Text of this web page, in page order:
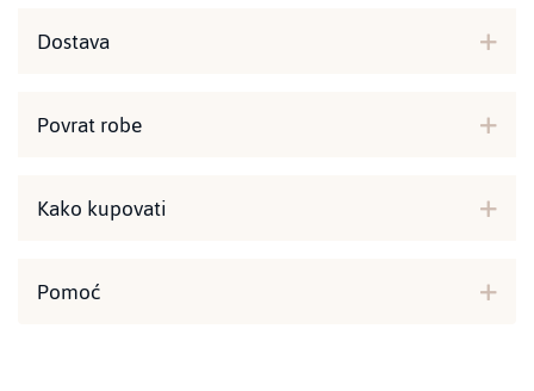
Dostava
Povrat robe
Kako kupovati
Pomoć